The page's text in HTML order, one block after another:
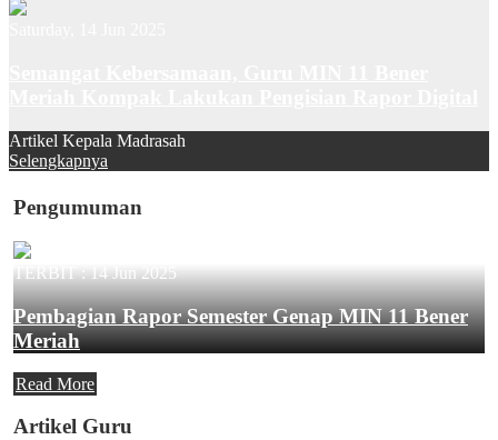
Artikel Kepala Madrasah
Selengkapnya
Pengumuman
TERBIT :14 Jun 2025
Pembagian Rapor Semester Genap MIN 11 Bener
Meriah
Read More
Artikel Guru